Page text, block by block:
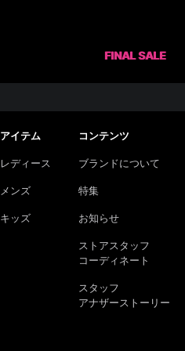
FINAL SALE
アイテム
レディース
メンズ
キッズ
コンテンツ
ブランドについて
特集
お知らせ
ストアスタッフ
コーディネート
スタッフ
アナザーストーリー